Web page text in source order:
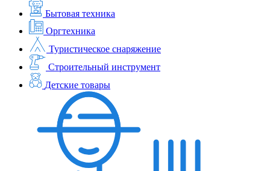
Бытовая техника
Оргтехника
Туристическое снаряжение
Строительный инструмент
Детские товары